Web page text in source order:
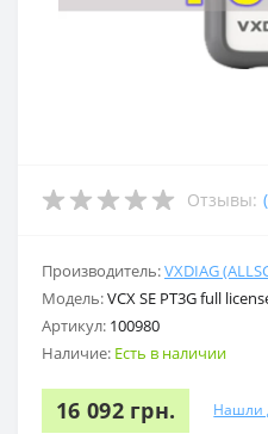
Отзывы: (
Производитель:VXDIAG
Модель:VCX SE PT3G full
Артикул: 100980
Наличие: Есть в наличии
16 092 грн. Нашли